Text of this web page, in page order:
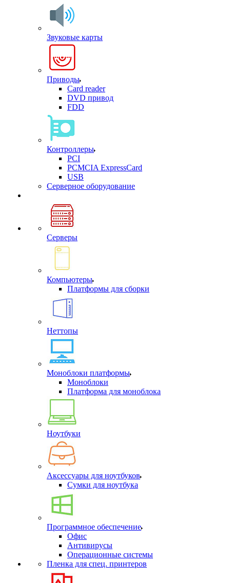
Звуковые карты
Приводы
Card reader
DVD привод
FDD
Контроллеры
PCI
PCMCIA ExpressCard
USB
Cерверное оборудование
Серверы
Компьютеры
Платформы для сборки
Неттопы
Моноблоки платформы
Моноблоки
Платформа для моноблока
Ноутбуки
Аксессуары для ноутбуков
Сумки для ноутбука
Программное обеспечение
Офис
Антивирусы
Операционные системы
Пленка для спец. принтеров